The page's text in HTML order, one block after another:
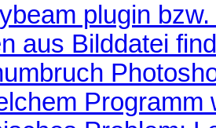
plugin
aus Bilddatei
Programm